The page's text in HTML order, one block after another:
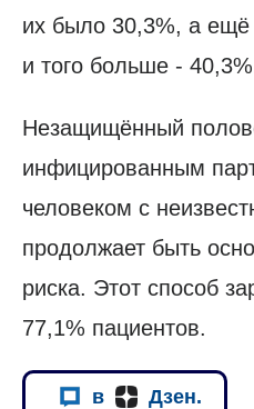
их было 30,3%, а
и того больше -
Незащищённый
инфицированным
человеком с
продолжает быть
риска. Этот способ
77,1% пациентов.
в Дзен.